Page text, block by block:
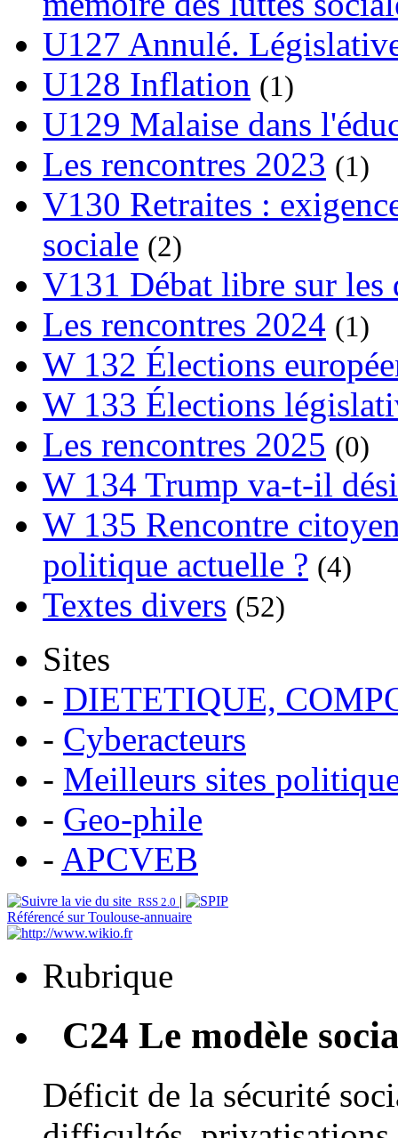
U127 Annulé.
U128 Inflation (1)
U129 Malaise dans
Les rencontres 2023 (1)
V130 Retraites :
sociale (2)
V131 Débat libre sur les
Les rencontres 2024 (1)
W 132 Élections
W 133 Élections
Les rencontres 2025 (0)
W 134 Trump va-t-il
W 135 Rencontre
politique actuelle ? (4)
Textes divers (52)
Sites
- DIETETIQUE,
- Cyberacteurs
- Meilleurs sites
- Geo-phile
- APCVEB
RSS 2.0 |
Référencé sur Toulouse-annuaire
Rubrique
C24 Le modèle
Déficit de la sécurité